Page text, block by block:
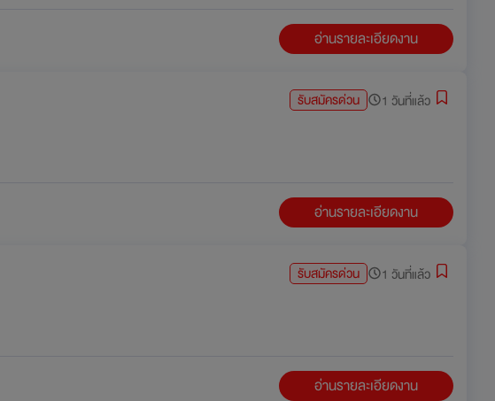
อ่านรายละเอียดงาน
รับสมัครด่วน 1 วันที่แล้ว
อ่านรายละเอียดงาน
รับสมัครด่วน 1 วันที่แล้ว
อ่านรายละเอียดงาน